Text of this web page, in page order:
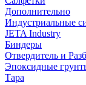
Дополнительно
Индустриальные
JETA Industry
Биндеры
Отвердитель и
Эпоксидные
Тара